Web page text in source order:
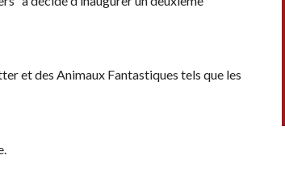
et des Animaux Fantastiques tels que les